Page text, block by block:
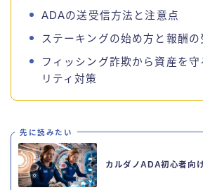
ADAの送受信方法と注意点
ステーキングの始め方と報酬の
フィッシング詐欺から資産を守
リティ対策
先に読みたい
カルダノADA初心者向